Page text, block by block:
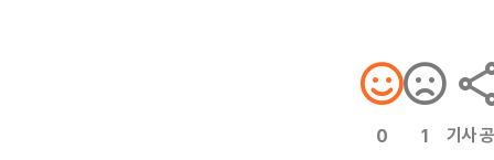
0 1 기사